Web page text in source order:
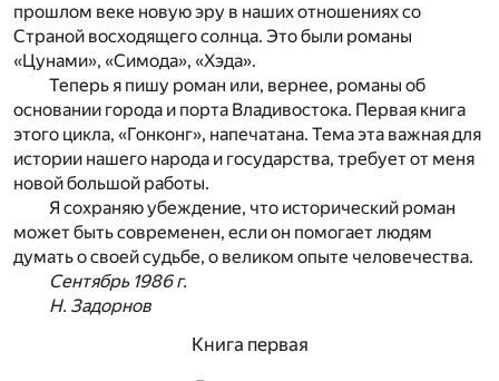
прошлом веке новую эру в наших отношениях со
Страной восходящего солнца. Это были романы
«Цунами», «Симода», «Хэда».
Теперь я пишу роман или, вернее, романы об
основании города и порта Владивостока. Первая книга
этого цикла, «Гонконг», напечатана. Тема эта важная для
истории нашего народа и государства, требует от меня
новой большой работы.
Я сохраняю убеждение, что исторический роман
может быть современен, если он помогает людям
думать о своей судьбе, о великом опыте человечества.
Сентябрь 1986 г.
Н. Задорнов
Книга первая